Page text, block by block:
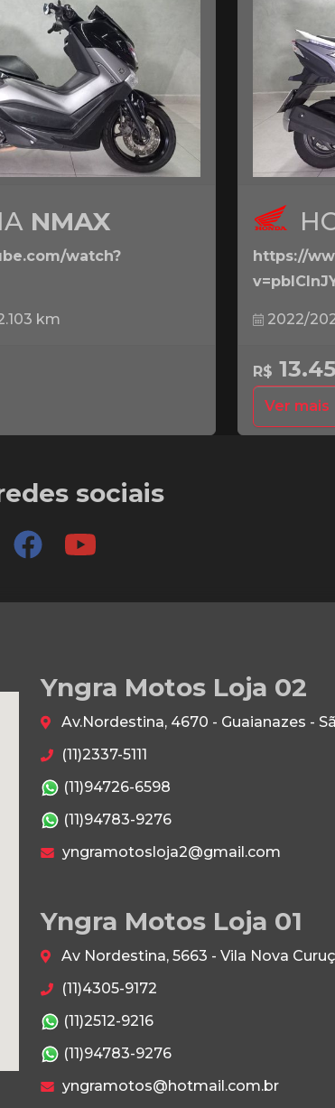
NMAX
watch?
km
https://
2022/
R$
Ver mais
sociais
Yngra Motos Loja 02
Av.Nordestina, 4670 - Guaianazes -
(11)2337-5111
(11)94726-6598
(11)94783-9276
yngramotosloja2@gmail.com
Yngra Motos Loja 01
Av Nordestina, 5663 - Vila Nova
(11)4305-9172
(11)2512-9216
(11)94783-9276
yngramotos@hotmail.com.br